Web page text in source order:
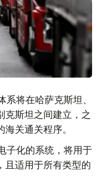
将在哈萨克斯坦、
克斯坦之间建立，之
关通关程序。
子化的系统，将用于
且适用于所有类型的